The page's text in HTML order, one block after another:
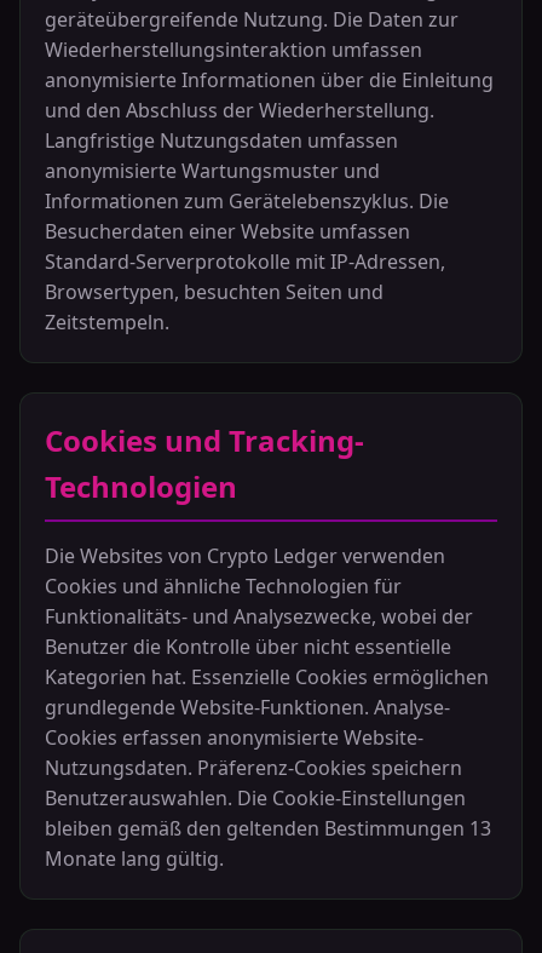
geräteübergreifende Nutzung. Die Daten zur
Wiederherstellungsinteraktion umfassen
anonymisierte Informationen über die Einleitung
und den Abschluss der Wiederherstellung.
Langfristige Nutzungsdaten umfassen
anonymisierte Wartungsmuster und
Informationen zum Gerätelebenszyklus. Die
Besucherdaten einer Website umfassen
Standard-Serverprotokolle mit IP-Adressen,
Browsertypen, besuchten Seiten und
Zeitstempeln.
Cookies und Tracking-
Technologien
Die Websites von Crypto Ledger verwenden
Cookies und ähnliche Technologien für
Funktionalitäts- und Analysezwecke, wobei der
Benutzer die Kontrolle über nicht essentielle
Kategorien hat. Essenzielle Cookies ermöglichen
grundlegende Website-Funktionen. Analyse-
Cookies erfassen anonymisierte Website-
Nutzungsdaten. Präferenz-Cookies speichern
Benutzerauswahlen. Die Cookie-Einstellungen
bleiben gemäß den geltenden Bestimmungen 13
Monate lang gültig.